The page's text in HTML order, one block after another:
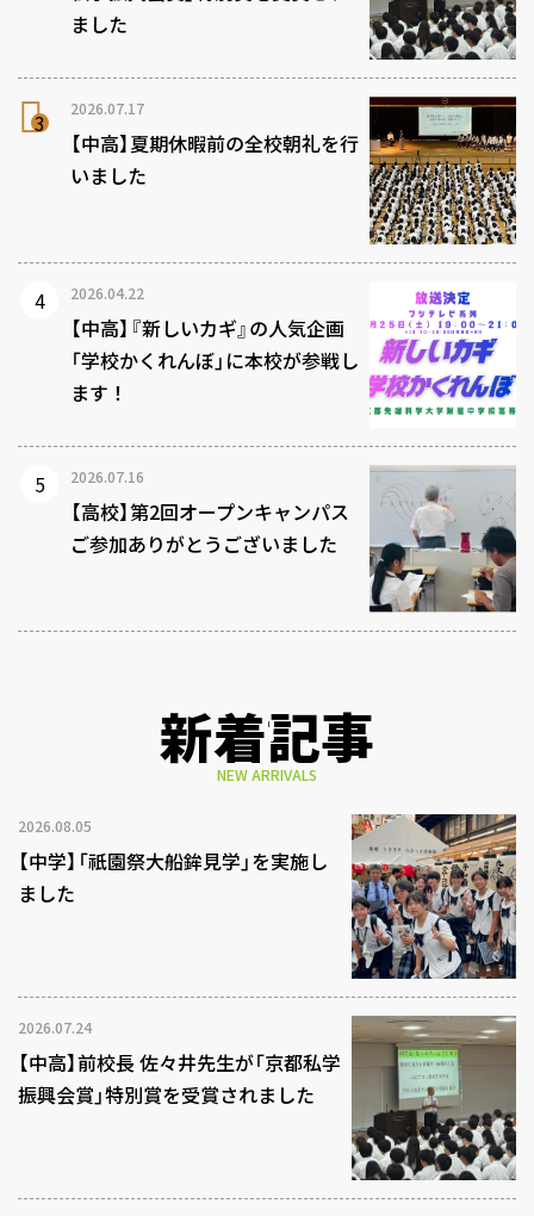
ました
2026.07.17
【中高】夏期休暇前の全校朝礼を行
いました
2026.04.22
【中高】『新しいカギ』の人気企画
「学校かくれんぼ」に本校が参戦し
ます！
2026.07.16
【高校】第2回オープンキャンパス
ご参加ありがとうございました
新着記事
NEW ARRIVALS
2026.08.05
【中学】「祇園祭大船鉾見学」を実施し
ました
2026.07.24
【中高】前校長 佐々井先生が「京都私学
振興会賞」特別賞を受賞されました